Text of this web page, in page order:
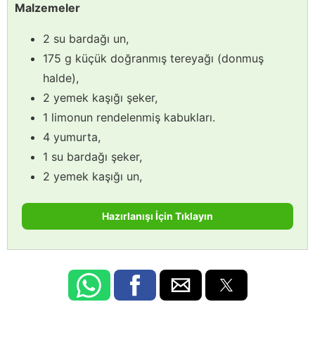
Malzemeler
2 su bardağı un,
175 g küçük doğranmış tereyağı (donmuş
halde),
2 yemek kaşığı şeker,
1 limonun rendelenmiş kabukları.
4 yumurta,
1 su bardağı şeker,
2 yemek kaşığı un,
Hazırlanışı İçin Tıklayın